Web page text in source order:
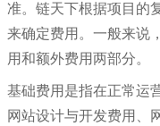
准。链天下根据项目的
来确定费用。一般来说
用和额外费用两部分。
基础费用是指在正常运
网站设计与开发费用、